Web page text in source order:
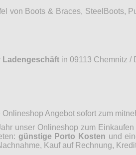
von Boots & Braces, SteelBoots,
Ladengeschäft in 09113 Chemnitz /
Angebot sofort zum
unser Onlineshop zum
günstige Porto Kosten und
Kauf auf Rechnung,